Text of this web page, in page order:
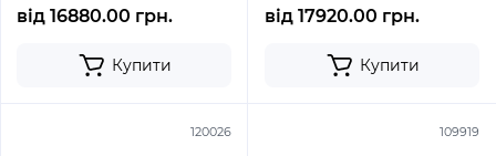
від 16880.00 грн.
Купити
від 17920.00 грн.
Купити
120026 109919